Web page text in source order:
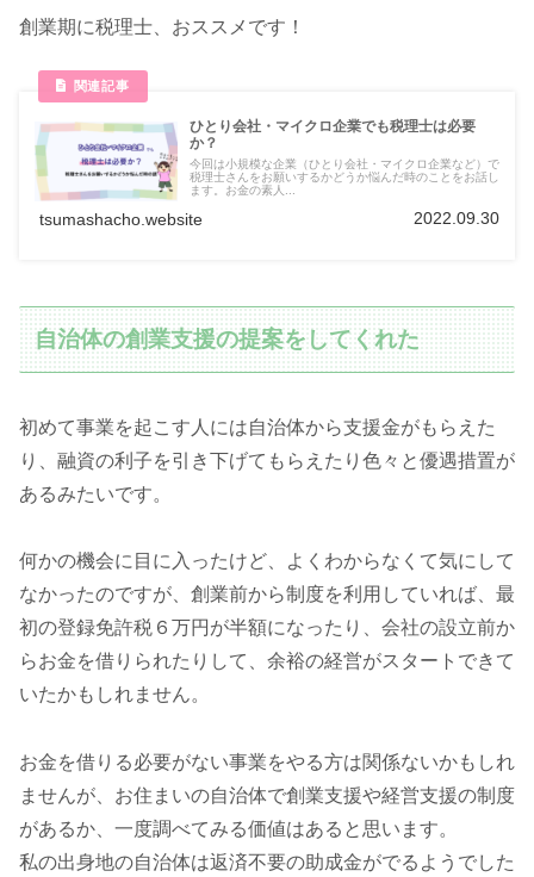
創業期に税理士、おススメです！
ひとり会社・マイクロ企業でも税理士は必要
か？
今回は小規模な企業（ひとり会社・マイクロ企業など）で
税理士さんをお願いするかどうか悩んだ時のことをお話し
ます。お金の素人...
tsumashacho.website 2022.09.30
自治体の創業支援の提案をしてくれた
初めて事業を起こす人には自治体から支援金がもらえた
り、融資の利子を引き下げてもらえたり色々と優遇措置が
あるみたいです。
何かの機会に目に入ったけど、よくわからなくて気にして
なかったのですが、創業前から制度を利用していれば、最
初の登録免許税６万円が半額になったり、会社の設立前か
らお金を借りられたりして、余裕の経営がスタートできて
いたかもしれません。
お金を借りる必要がない事業をやる方は関係ないかもしれ
ませんが、お住まいの自治体で創業支援や経営支援の制度
があるか、一度調べてみる価値はあると思います。
私の出身地の自治体は返済不要の助成金がでるようでした